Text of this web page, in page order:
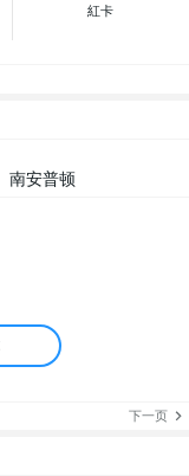
紅卡
南安普顿
下一页